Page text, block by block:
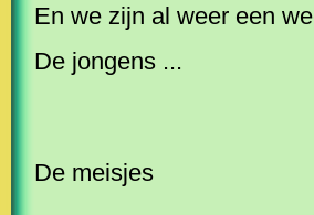
En we zijn al weer een
De jongens ...
De meisjes